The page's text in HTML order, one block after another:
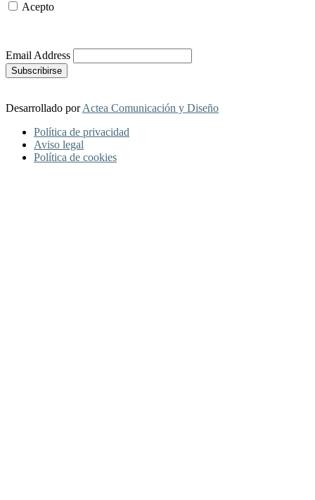
Acepto
Email Address
Desarrollado porActea Comunicación y Diseño
Política de privacidad
Aviso legal
Política de cookies